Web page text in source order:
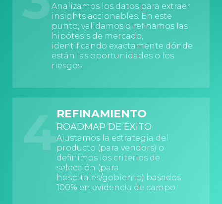
Analizamos los datos para extraer
insights accionables. En este
punto, validamos o refinamos las
hipótesis de mercado,
identificando exactamente dónde
están las oportunidades o los
riesgos.
4REFINAMIENTO
ROADMAP DE ÉXITO
Ajustamos la estrategia del
producto (para vendors) o
definimos los criterios de
selección (para
hospitales/gobierno) basados
100% en evidencia de campo.